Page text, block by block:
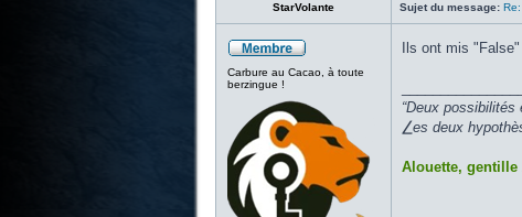
StarVolante Sujet du message:
Carbure au Cacao, à toute
berzingue !
Ils ont mis
“Deux
⎳es deux
Alouette, gentille